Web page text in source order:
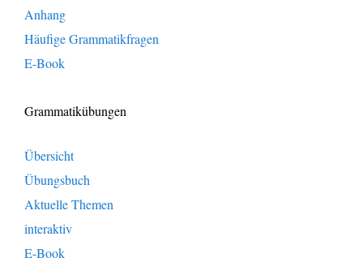
Anhang
Häufige Grammatikfragen
E-Book
Grammatikübungen
Übersicht
Übungsbuch
Aktuelle Themen
interaktiv
E-Book